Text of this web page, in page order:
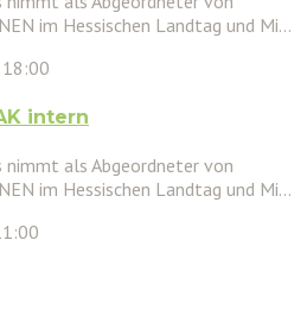
im Hessischen Landtag und Mi...
18:00
intern
nimmt als Abgeordneter von
im Hessischen Landtag und Mi...